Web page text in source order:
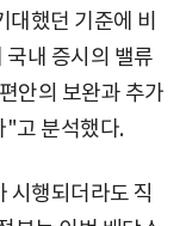
했던 기준에 비
내 증시의 밸류
안의 보완과 추가
"고 분석했다.
시행되더라도 직